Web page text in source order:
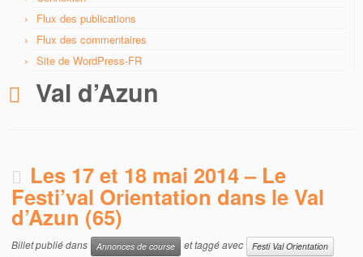
Flux des publications
Flux des commentaires
Site de WordPress-FR
Val d’Azun
Les 17 et 18 mai 2014 – Le
Festi’val Orientation dans le Val
d’Azun (65)
Billet publié dans Annonces de course et taggé avec
Festi Val Orientation